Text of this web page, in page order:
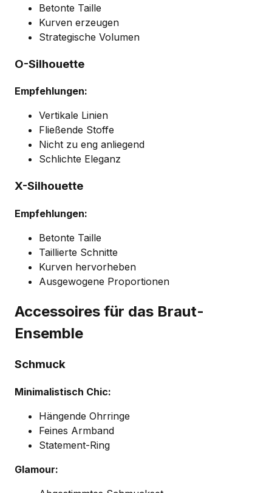
Betonte Taille
Kurven erzeugen
Strategische Volumen
O-Silhouette
Empfehlungen:
Vertikale Linien
Fließende Stoffe
Nicht zu eng anliegend
Schlichte Eleganz
X-Silhouette
Empfehlungen:
Betonte Taille
Taillierte Schnitte
Kurven hervorheben
Ausgewogene Proportionen
Accessoires für das Braut-
Ensemble
Schmuck
Minimalistisch Chic:
Hängende Ohrringe
Feines Armband
Statement-Ring
Glamour: